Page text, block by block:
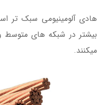
هادی آلومینیومی سبک تر
بیشتر در شبکه های متوسط
میکنند.